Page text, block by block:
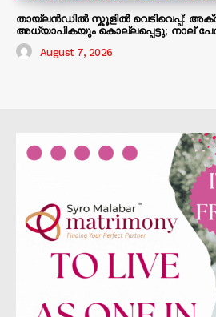
തായ്ലൻഡിൽ സ്കൂളിൽ വെടിവെപ്പ്:
അധ്യാപികയും കൊല്ലപ്പെട്ടു; നാല്
August 7, 2026